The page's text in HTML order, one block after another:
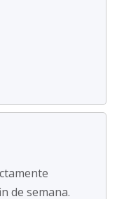
de semana.